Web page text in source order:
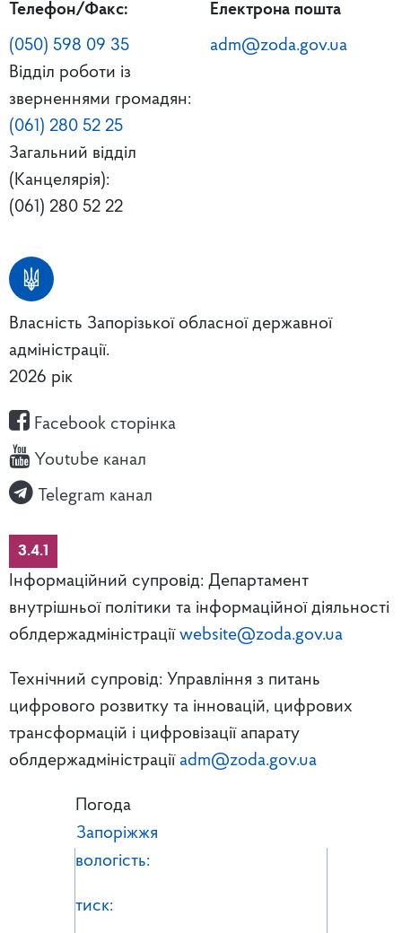
Телефон/Факс:
(050) 598 09 35
Відділ роботи із
зверненнями громадян:
(061) 280 52 25
Загальний відділ
(Канцелярія):
(061) 280 52 22
Електрона пошта
adm@zoda.gov.ua
Власність Запорізької обласної державної
адміністрації.
2026 рік
Facebook сторінка
Youtube канал
Telegram канал
3.4.1
Інформаційний супровід: Департамент
внутрішньої політики та інформаційної діяльності
облдержадміністрації website@zoda.gov.ua
Технічний супровід: Управління з питань
цифрового розвитку та інновацій, цифрових
трансформацій і цифровізації апарату
облдержадміністрації adm@zoda.gov.ua
Погода
Запоріжжя
вологість:
тиск: